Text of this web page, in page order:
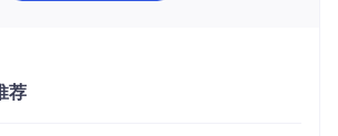
现多个"严重"或"总是"，那么现有控制方案
荐